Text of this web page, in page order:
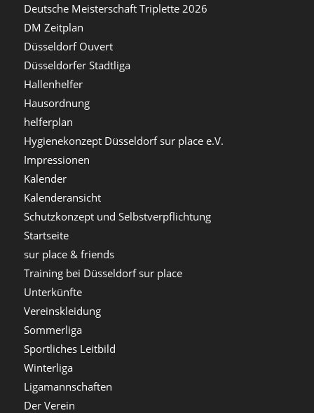
Deutsche Meisterschaft Triplette 2026
DM Zeitplan
Düsseldorf Ouvert
Düsseldorfer Stadtliga
Hallenhelfer
Hausordnung
helferplan
Hygienekonzept Düsseldorf sur place e.V.
Impressionen
Kalender
Kalenderansicht
Schutzkonzept und Selbstverpflichtung
Startseite
sur place & friends
Training bei Düsseldorf sur place
Unterkünfte
Vereinskleidung
Sommerliga
Sportliches Leitbild
Winterliga
Ligamannschaften
Der Verein